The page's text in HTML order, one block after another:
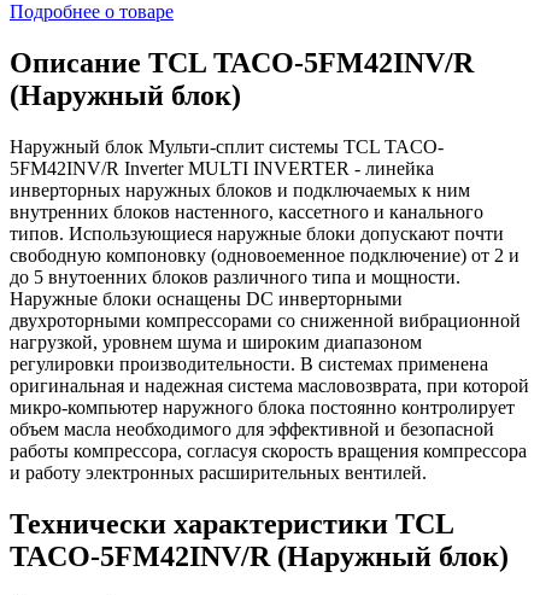
Подробнее о товаре
Описание TCL TACO-5FM42INV/R
(Наружный блок)
Наружный блок Мульти-сплит системы TCL TACO-
5FM42INV/R Inverter MULTI INVERTER - линейка
инверторных наружных блоков и подключаемых к ним
внутренних блоков настенного, кассетного и канального
типов. Использующиеся наружные блоки допускают почти
свободную компоновку (одновоеменное подключение) от 2 и
до 5 внутоенних блоков различного типа и мощности.
Наружные блоки оснащены DC инверторными
двухроторными компрессорами со сниженной вибрационной
нагрузкой, уровнем шума и широким диапазоном
регулировки производительности. В системах применена
оригинальная и надежная система масловозврата, при которой
микро-компьютер наружного блока постоянно контролирует
объем масла необходимого для эффективной и безопасной
работы компрессора, согласуя скорость вращения компрессора
и работу электронных расширительных вентилей.
Технически характеристики TCL
TACO-5FM42INV/R (Наружный блок)